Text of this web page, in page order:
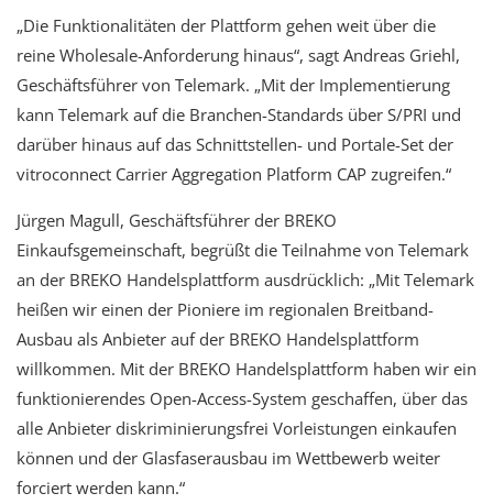
„Die Funktionalitäten der Plattform gehen weit über die
reine Wholesale-Anforderung hinaus“, sagt Andreas Griehl,
Geschäftsführer von Telemark. „Mit der Implementierung
kann Telemark auf die Branchen-Standards über S/PRI und
darüber hinaus auf das Schnittstellen- und Portale-Set der
vitroconnect Carrier Aggregation Platform CAP zugreifen.“
Jürgen Magull, Geschäftsführer der BREKO
Einkaufsgemeinschaft, begrüßt die Teilnahme von Telemark
an der BREKO Handelsplattform ausdrücklich: „Mit Telemark
heißen wir einen der Pioniere im regionalen Breitband-
Ausbau als Anbieter auf der BREKO Handelsplattform
willkommen. Mit der BREKO Handelsplattform haben wir ein
funktionierendes Open-Access-System geschaffen, über das
alle Anbieter diskriminierungsfrei Vorleistungen einkaufen
können und der Glasfaserausbau im Wettbewerb weiter
forciert werden kann.“